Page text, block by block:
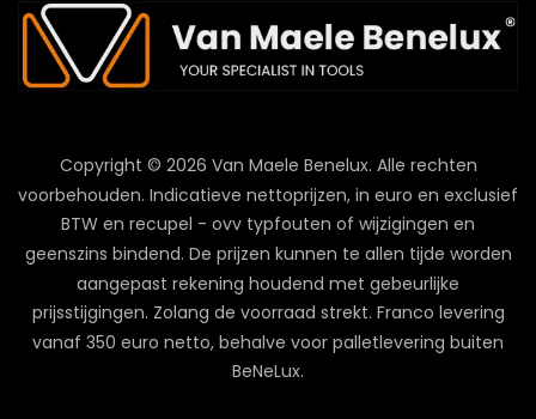
Copyright © 2026 Van Maele Benelux. Alle rechten
voorbehouden. Indicatieve nettoprijzen, in euro en exclusief
BTW en recupel - ovv typfouten of wijzigingen en
geenszins bindend. De prijzen kunnen te allen tijde worden
aangepast rekening houdend met gebeurlijke
prijsstijgingen. Zolang de voorraad strekt. Franco levering
vanaf 350 euro netto, behalve voor palletlevering buiten
BeNeLux.